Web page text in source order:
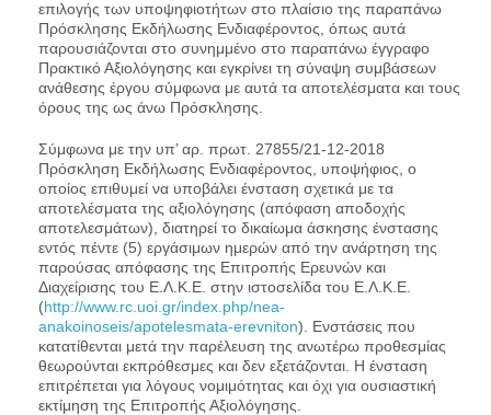
επιλογής των υποψηφιοτήτων στο πλαίσιο της παραπάνω
Πρόσκλησης Εκδήλωσης Ενδιαφέροντος, όπως αυτά
παρουσιάζονται στο συνημμένο στο παραπάνω έγγραφο
Πρακτικό Αξιολόγησης και εγκρίνει τη σύναψη συμβάσεων
ανάθεσης έργου σύμφωνα με αυτά τα αποτελέσματα και τους
όρους της ως άνω Πρόσκλησης.
Σύμφωνα με την υπ’ αρ. πρωτ. 27855/21-12-2018
Πρόσκληση Εκδήλωσης Ενδιαφέροντος, υποψήφιος, ο
οποίος επιθυμεί να υποβάλει ένσταση σχετικά με τα
αποτελέσματα της αξιολόγησης (απόφαση αποδοχής
αποτελεσμάτων), διατηρεί το δικαίωμα άσκησης ένστασης
εντός πέντε (5) εργάσιμων ημερών από την ανάρτηση της
παρούσας απόφασης της Επιτροπής Ερευνών και
Διαχείρισης του Ε.Λ.Κ.Ε. στην ιστοσελίδα του Ε.Λ.Κ.Ε.
(http://www.rc.uoi.gr/index.php/nea-
anakoinoseis/apotelesmata-erevniton). Ενστάσεις που
κατατίθενται μετά την παρέλευση της ανωτέρω προθεσμίας
θεωρούνται εκπρόθεσμες και δεν εξετάζονται. Η ένσταση
επιτρέπεται για λόγους νομιμότητας και όχι για ουσιαστική
εκτίμηση της Επιτροπής Αξιολόγησης.